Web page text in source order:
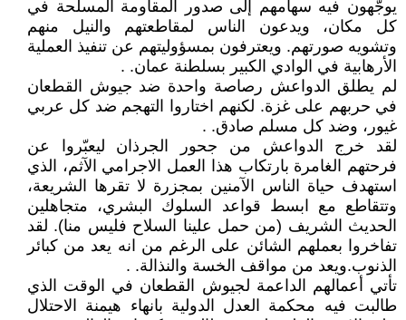
يوجّهون فيه سهامهم إلى صدور المقاومة المسلحة في
كل مكان، ويدعون الناس لمقاطعتهم والنيل منهم
وتشويه صورتهم. ويعترفون بمسؤوليتهم عن تنفيذ العملية
الأرهابية في الوادي الكبير بسلطنة عمان. .
لم يطلق الدواعش رصاصة واحدة ضد جيوش القطعان
في حربهم على غزة. لكنهم اختاروا التهجم ضد كل عربي
غيور، وضد كل مسلم صادق. .
لقد خرج الدواعش من جحور الجرذان ليعبّروا عن
فرحتهم الغامرة بارتكاب هذا العمل الاجرامي الآثم، الذي
استهدف حياة الناس الآمنين بمجزرة لا تقرها الشريعة،
وتتقاطع مع ابسط قواعد السلوك البشري، متجاهلين
الحديث الشريف (من حمل علينا السلاح فليس منا). لقد
تفاخروا بعملهم الشائن على الرغم من انه يعد من كبائر
الذنوب.ويعد من مواقف الخسة والنذالة. .
تأتي أعمالهم الداعمة لجيوش القطعان في الوقت الذي
طالبت فيه محكمة العدل الدولية بانهاء هيمنة الاحتلال